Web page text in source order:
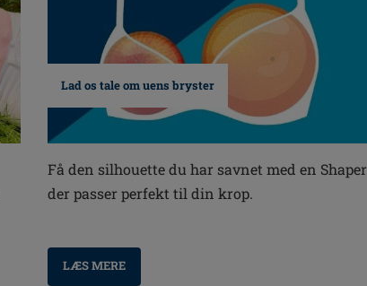
Lad os tale om uens bryster
Få den silhouette du har savnet med en Shaper
der passer perfekt til din krop.
LÆS MERE